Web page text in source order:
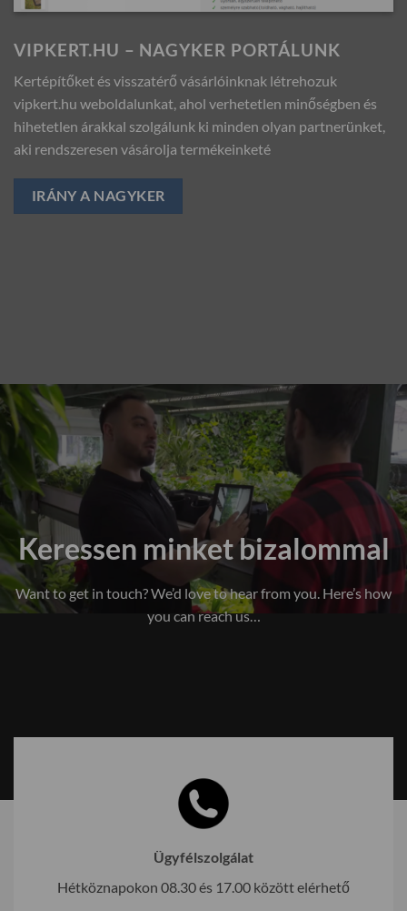
VIPKERT.HU – NAGYKER PORTÁLUNK
Kertépítőket és visszatérő vásárlóinknak létrehozuk
vipkert.hu weboldalunkat, ahol verhetetlen minőségben és
hihetetlen árakkal szolgálunk ki minden olyan partnerünket,
aki rendszeresen vásárolja termékeinketé
IRÁNY A NAGYKER
Keressen minket bizalommal
Want to get in touch? We’d love to hear from you. Here’s how
you can reach us…
Ügyfélszolgálat
Hétköznapokon 08.30 és 17.00 között elérhető